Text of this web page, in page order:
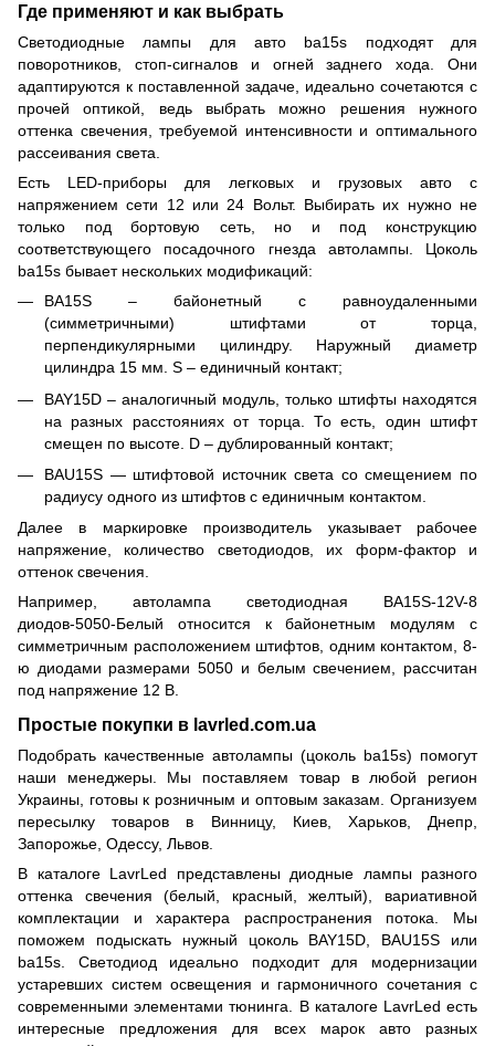
Где применяют и как выбрать
Светодиодные лампы для авто ba15s подходят для
поворотников, стоп-сигналов и огней заднего хода. Они
адаптируются к поставленной задаче, идеально сочетаются с
прочей оптикой, ведь выбрать можно решения нужного
оттенка свечения, требуемой интенсивности и оптимального
рассеивания света.
Есть LED-приборы для легковых и грузовых авто с
напряжением сети 12 или 24 Вольт. Выбирать их нужно не
только под бортовую сеть, но и под конструкцию
соответствующего посадочного гнезда автолампы. Цоколь
ba15s бывает нескольких модификаций:
BA15S – байонетный с равноудаленными
(симметричными) штифтами от торца,
перпендикулярными цилиндру. Наружный диаметр
цилиндра 15 мм. S – единичный контакт;
BAY15D – аналогичный модуль, только штифты находятся
на разных расстояниях от торца. То есть, один штифт
смещен по высоте. D – дублированный контакт;
BAU15S — штифтовой источник света со смещением по
радиусу одного из штифтов с единичным контактом.
Далее в маркировке производитель указывает рабочее
напряжение, количество светодиодов, их форм-фактор и
оттенок свечения.
Например, автолампа светодиодная BA15S-12V-8
диодов-5050-Белый относится к байонетным модулям с
симметричным расположением штифтов, одним контактом, 8-
ю диодами размерами 5050 и белым свечением, рассчитан
под напряжение 12 В.
Простые покупки в lavrled.com.ua
Подобрать качественные автолампы (цоколь ba15s) помогут
наши менеджеры. Мы поставляем товар в любой регион
Украины, готовы к розничным и оптовым заказам. Организуем
пересылку товаров в Винницу, Киев, Харьков, Днепр,
Запорожье, Одессу, Львов.
В каталоге LavrLed представлены диодные лампы разного
оттенка свечения (белый, красный, желтый), вариативной
комплектации и характера распространения потока. Мы
поможем подыскать нужный цоколь BAY15D, BAU15S или
ba15s. Светодиод идеально подходит для модернизации
устаревших систем освещения и гармоничного сочетания с
современными элементами тюнинга. В каталоге LavrLed есть
интересные предложения для всех марок авто разных